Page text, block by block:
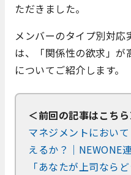
ただきました。
メンバーのタイプ別対
は、「関係性の欲求」が
についてご紹介します。
＜前回の記事はこちら
マネジメントにおい
えるか？｜NEWONE
「あなたが上司なら